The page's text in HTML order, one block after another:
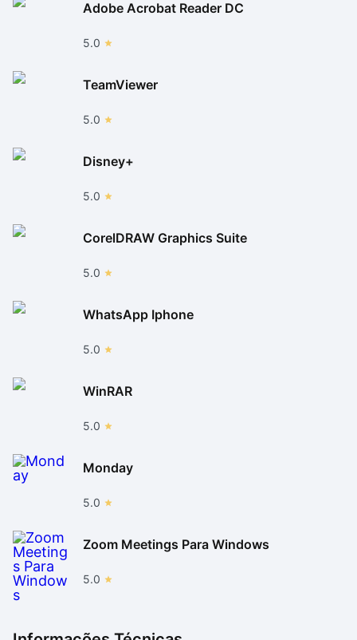
Adobe Acrobat Reader DC
5.0
TeamViewer
5.0
Disney+
5.0
CorelDRAW Graphics Suite
5.0
WhatsApp Iphone
5.0
WinRAR
5.0
Monday
5.0
Zoom Meetings Para Windows
5.0